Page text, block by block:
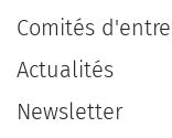
Comités
Actualités
Newsletter